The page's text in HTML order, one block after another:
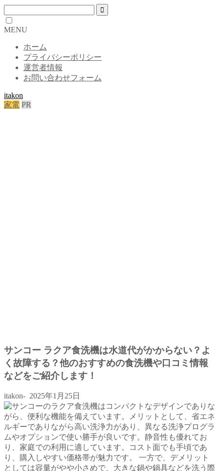
MENU
ホーム
プライバシーポリシー
運営者情報
お問い合わせフォーム
itakon
家電 PR
サンコー ラクア食洗機は水道代がかからない？よ
く故障する？他のおすすめの食洗機や口コミ情報
などをご紹介します！
itakon- 2025年1月25日